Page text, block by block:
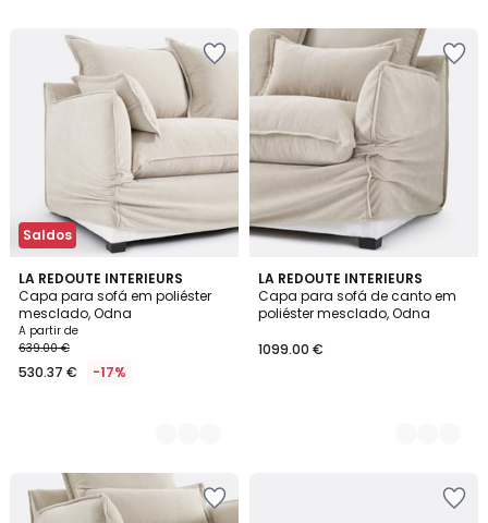
Saldos
LA REDOUTE INTERIEURS
Capa para sofá em poliéster
mesclado, Odna
A partir de
639.00 €
530.37 € -17%
9
Cores
LA REDOUTE INTERIEURS
Capa para sofá de canto em
poliéster mesclado, Odna
1099.00 €
9
Cores